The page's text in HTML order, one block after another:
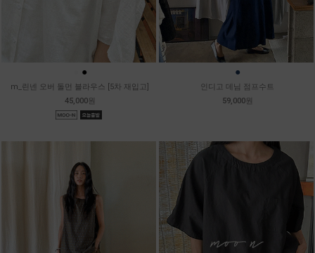
●
m_린넨 오버 돌먼 블라우스 [5차 재입고]
45,000원
●
인디고 데님 점프수트
59,000원